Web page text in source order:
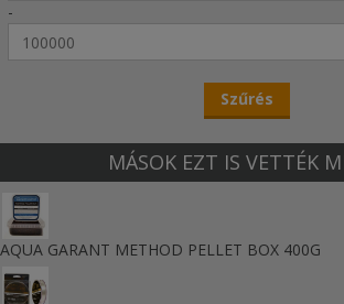
-
MÁSOK EZT IS VETTÉK
AQUA GARANT METHOD PELLET BOX 400G